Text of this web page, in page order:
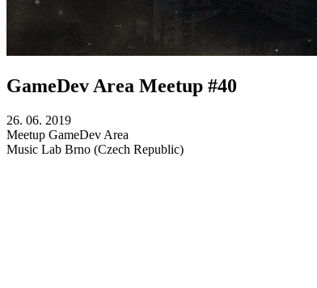
GameDev Area Meetup #40
26. 06. 2019
Meetup GameDev Area
Music Lab Brno (Czech Republic)